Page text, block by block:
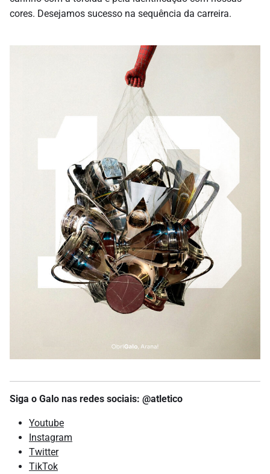
cores. Desejamos sucesso na sequência da carreira.
Siga o Galo nas redes sociais: @atletico
Youtube
Instagram
Twitter
TikTok